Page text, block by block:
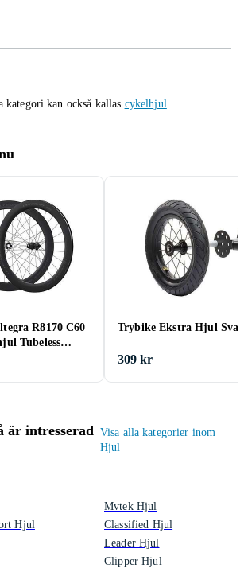
kategori kan också kallas cykelhjul.
R8170 C60
Tubeless
100 700C
Trybike Ekstra Hjul
309 kr
är intresserad Visa alla kategorier inom
Hjul
Hjul
Mvtek Hjul
Classified Hjul
Leader Hjul
Clipper Hjul